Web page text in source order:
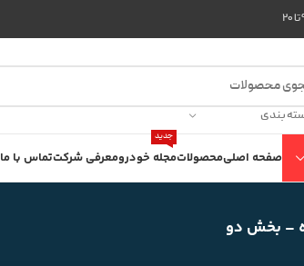
بندی
صفحه اصلیمحصولاتمجله خودرو
جدید
معرفی شرکتتماس با ما
– بخش دو